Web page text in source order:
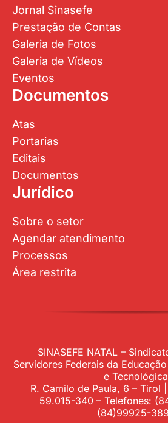
Jornal Sinasefe
Prestação de Contas
Galeria de Fotos
Galeria de Vídeos
Eventos
Documentos
Atas
Portarias
Editais
Documentos
Jurídico
Sobre o setor
Agendar atendimento
Processos
Área restrita
SINASEFE NATAL –
Servidores Federais da
e Tecnológica
R. Camilo de Paula, 6 – Tirol
59.015-340 – Telefones:
(84)99925-